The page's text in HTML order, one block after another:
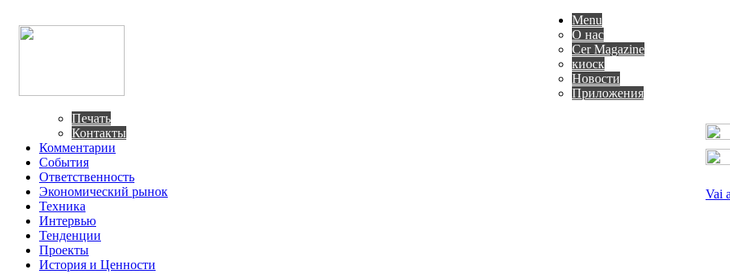
Vai a
Menu
О нас
Cer Magazine
киоск
Новости
Приложения
Печать
Контакты
Комментарии
События
Ответственность
Экономический рынок
Техника
Интервью
Тенденции
Проекты
История и Ценности